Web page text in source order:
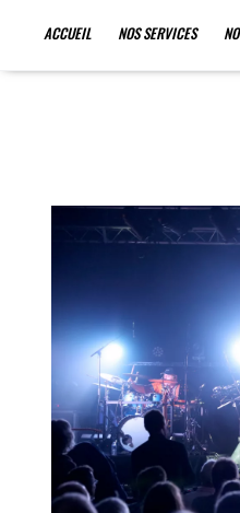
ACCUEIL NOS SERVICES